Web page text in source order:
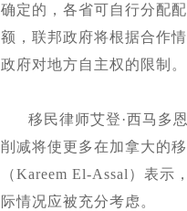
确定的，各省可自行分配
额，联邦政府将根据合作
政府对地方自主权的限制。
移民律师艾登 ·西马多
削减将使更多在加拿大的
（Kareem El-Assal）表
际情况应被充分考虑。